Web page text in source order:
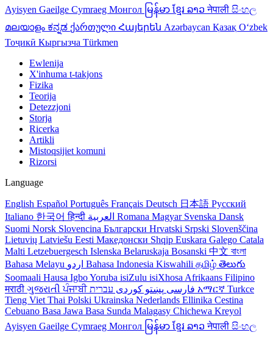
Ayisyen Gaeilge Cymraeg Монгол မြန်မာ ខ្មែរ ລາວनेपाली සිංහල
മലയാളം ಕನ್ನಡ ქართული Հայերեն Azərbaycan Қазақ Oʻzbek
Тоҷикӣ Кыргызча Türkmen
Ewlenija
X'inhuma t-takjons
Fizika
Teorija
Detezzjoni
Storja
Ricerka
Artikli
Mistoqsijiet komuni
Rizorsi
Language
English Español Português Français Deutsch 日本語 Русский
Italiano 한국어हिन्दी Romana Magyar Svenska Dansk
Suomi Norsk Slovencina Български Hrvatski Srpski Slovenščina
Lietuvių Latviešu Eesti Македонски Shqip Euskara Galego Catala
Malti Letzebuergesch Islenska Belaruskaja Bosanski 中文 বাংলা
Bahasa Melayu
Bahasa Indonesia Kiswahili தமிழ் తెలుగు
Soomaali Hausa IgboYoruba isiZulu isiXhosa Afrikaans Filipino
मराठी ગુજરાતીਪੰਜਾਬੀ فارسی پښتو کوردی አማርኛ Turkce
Tieng Viet Thai Polski Ukrainska Nederlands Ellinika Cestina
Cebuano Basa Jawa Basa Sunda Malagasy Chichewa Kreyol
Ayisyen Gaeilge Cymraeg Монгол မြန်မာ ខ្មែរ ລາວनेपाली සිංහල